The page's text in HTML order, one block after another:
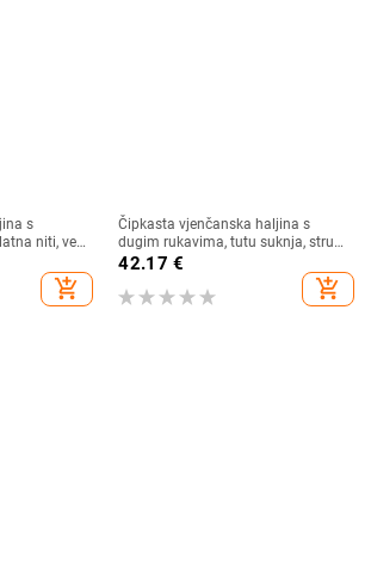
s
niti, vez,
haljina,
add_shopping_cart
Čipkasta vjenčanska haljina s
dugim rukavima, tutu suknja, struk
u sredini
42.17 €
add_shopping_cart